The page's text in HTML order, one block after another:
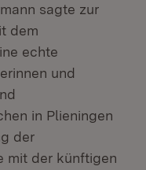
sagte zur
dem
echte
und
in Plieningen
der
mit der künftigen